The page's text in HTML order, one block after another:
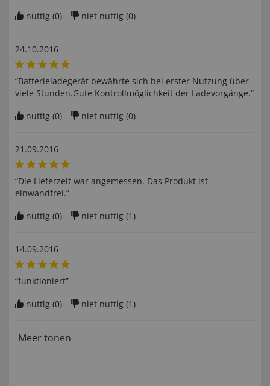
nuttig (0) niet nuttig (0)
24.10.2016
“Batterieladegerät bewährte sich bei erster Nutzung über
viele Stunden.Gute Kontrollmöglichkeit der Ladevorgänge.”
nuttig (0) niet nuttig (0)
21.09.2016
“Die Lieferzeit war angemessen. Das Produkt ist
einwandfrei.”
nuttig (0) niet nuttig (1)
14.09.2016
“funktioniert”
nuttig (0) niet nuttig (1)
Meer tonen